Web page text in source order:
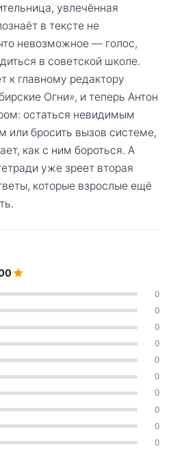
увлечённая
в тексте не
невозможное — голос,
в советской школе.
к главному редактору
Огни», и теперь Антон
остаться невидимым
или бросить вызов системе,
как с ним бороться. А
уже зреет вторая
которые взрослые ещё
0
0
0
0
0
0
0
0
0
0